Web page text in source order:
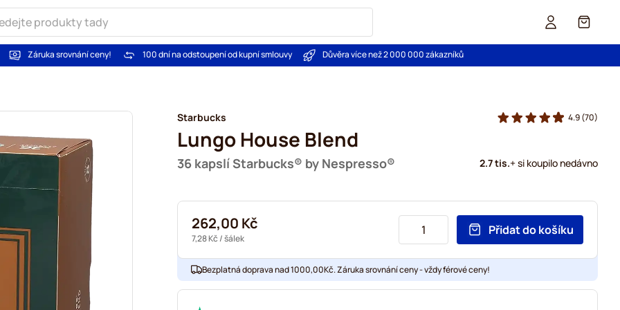
Košík
Záruka srovnání ceny! 100 dní na odstoupení od kupní smlouvy Důvěra více než 2 000 000 zákazníků
Starbucks
Lungo House Blend
36 kapslí Starbucks® by Nespresso®
4.9(70)
2.7 tis.+ si koupilo nedávno
262,00 Kč
7,28 Kč / šálek
Přidat do košíku
Bezplatná doprava nad 1000,00Kč. Záruka srovnání ceny - vždy férové ceny!